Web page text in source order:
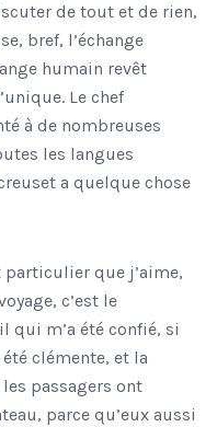
de tout et de rien,
bref, l’échange
humain revêt
Le chef
à de nombreuses
les langues
a quelque chose
que j’aime,
c’est le
qui m’a été confié, si
clémente, et la
passagers ont
parce qu’eux aussi